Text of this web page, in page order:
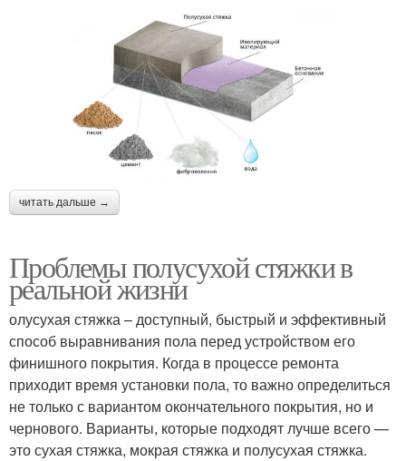
читать дальше →
Проблемы полусухой стяжки в
реальной жизни
олусухая стяжка – доступный, быстрый и эффективный
способ выравнивания пола перед устройством его
финишного покрытия. Когда в процессе ремонта
приходит время установки пола, то важно определиться
не только с вариантом окончательного покрытия, но и
чернового. Варианты, которые подходят лучше всего —
это сухая стяжка, мокрая стяжка и полусухая стяжка.